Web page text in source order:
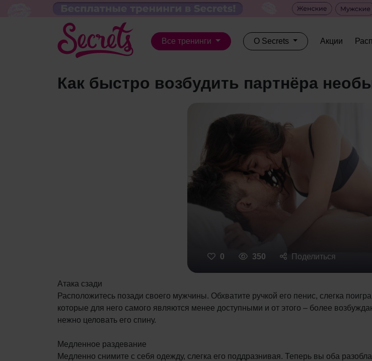
Все тренинги О Secrets Акции
Как быстро возбудить партнёра
0 350 Поделиться
Атака сзади
Расположитесь позади своего мужчины. Обхватите ручкой его пенис, слегка
которые для него самого являются менее доступными и от этого – более
нежно целовать его спину.
Медленное раздевание
Медленно снимите с себя одежду, слегка его поддразнивая. Теперь вы оба